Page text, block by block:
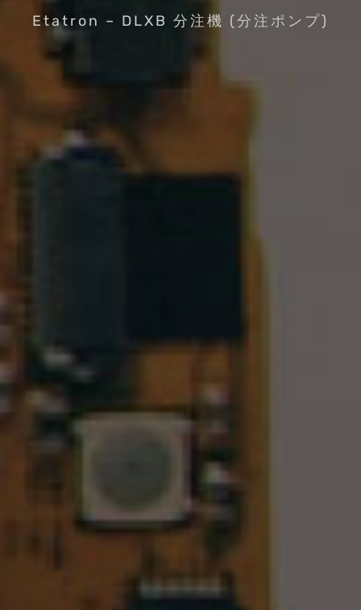
Etatron – DLXB 分注機 (分注ポンプ)